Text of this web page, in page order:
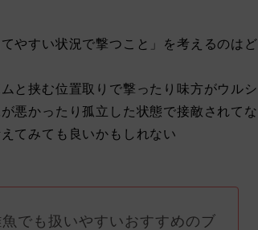
やすい状況で撃つこと」を考えるのはど
と挟む位置取りで撃ったり味方がウルシ
悪かったり孤立した状態で接敵されてな
てみても良いかもしれない
魚でも扱いやすいおすすめのブ